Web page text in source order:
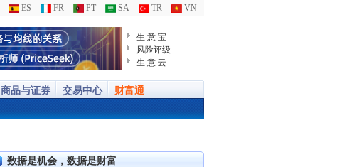
ES FR PT SA TR VN
生 意 宝
风险评级
生 意 云
商品与证券 交易中心 财富通
数据是机会，数据是财富